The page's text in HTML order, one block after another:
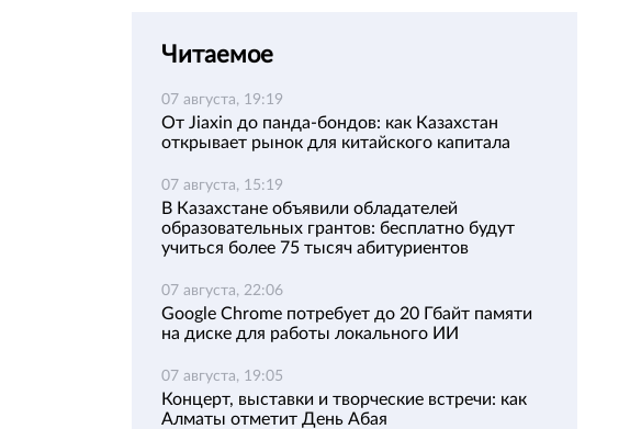
Читаемое
07 августа, 19:19
От Jiaxin до панда-бондов: как Казахстан
открывает рынок для китайского капитала
07 августа, 15:19
В Казахстане объявили обладателей
образовательных грантов: бесплатно будут
учиться более 75 тысяч абитуриентов
07 августа, 22:06
Google Chrome потребует до 20 Гбайт памяти
на диске для работы локального ИИ
07 августа, 19:05
Концерт, выставки и творческие встречи: как
Алматы отметит День Абая